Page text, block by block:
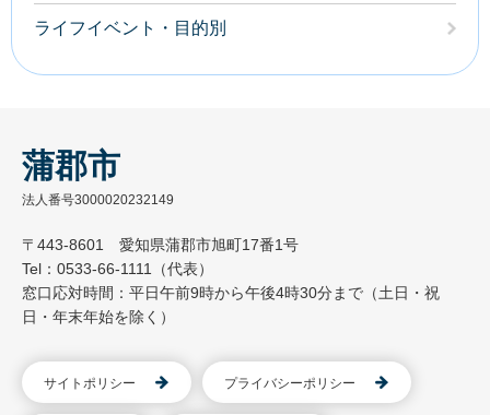
ライフイベント・目的別
蒲郡市
法人番号3000020232149
〒443-8601 愛知県蒲郡市旭町17番1号
Tel：0533-66-1111（代表）
窓口応対時間：平日午前9時から午後4時30分まで（土日・祝
日・年末年始を除く）
サイトポリシー プライバシーポリシー